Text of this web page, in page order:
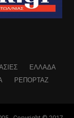
ΕΛΛΑΔΑ
ΡΕΠΟΡΤΑΖ